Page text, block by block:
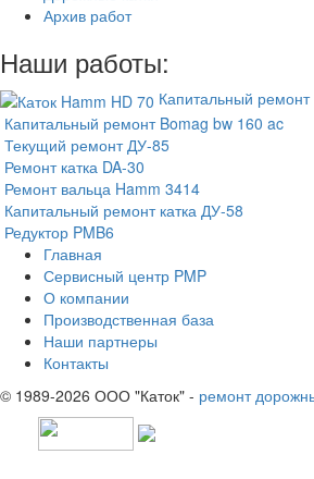
Архив работ
Наши работы:
Капитальный
Капитальный ремонт Bomag bw 160 ac
Текущий ремонт ДУ-85
Ремонт катка DA-30
Ремонт вальца Hamm 3414
Капитальный ремонт катка ДУ-58
Редуктор PMB6
Главная
Сервисный центр PMP
О компании
Производственная база
Наши партнеры
Контакты
© 1989-2026 ООО "Каток" - ремонт